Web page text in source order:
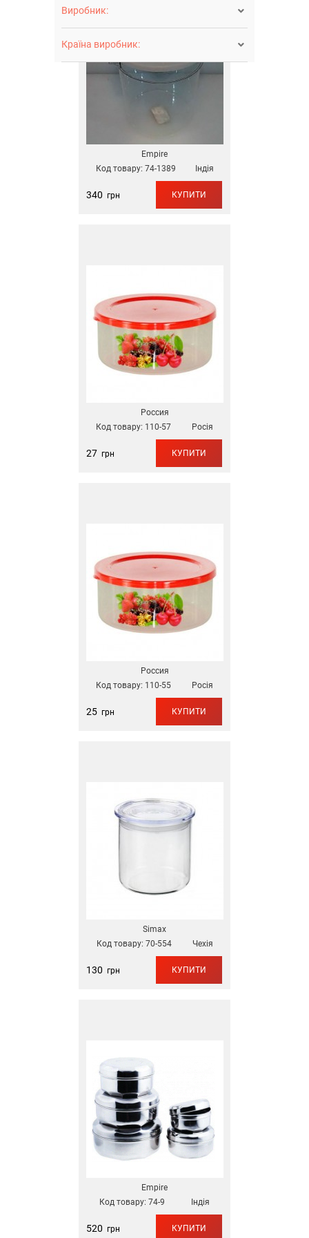
Виробник: 
Країна виробник: 
Empire
Код товару: 74-1389 Індія
340 грн КУПИТИ
Россия
Код товару: 110-57 Росія
27грн КУПИТИ
Россия
Код товару: 110-55 Росія
25грн КУПИТИ
Simax
Код товару: 70-554 Чехія
130 грн КУПИТИ
Empire
Код товару: 74-9 Індія
520 грн КУПИТИ